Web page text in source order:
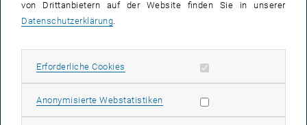
IMPRESSUM
DATENSCHUTZERKLÄRUNG (PDF)
von Drittanbietern auf der Website finden Sie in unserer
Datenschutzerklärung.
Erforderliche Cookies Erforderliche Cookies zulassen
Anonymisierte WebstatistikenStatistik Cookies zulassen